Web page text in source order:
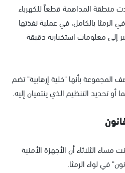
المداهمة قطعاً للكهرباء
بالكامل، في عملية نفذتها
إلى معلومات استخبارية دقيقة
المجموعة بأنها "خلية إرهابية" تضم
تحديد التنظيم الذي ينتميان إليه.
مساء الثلاثاء أن الأجهزة الأمنية
في لواء الرمثا.